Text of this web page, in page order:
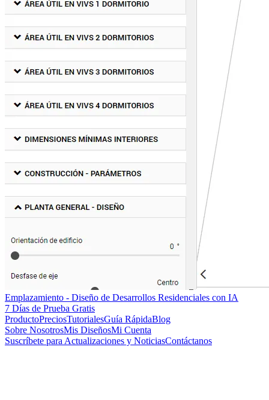
Emplazamiento - Diseño de Desarrollos Residenciales con IA
7 Días de Prueba Gratis
ProductoPreciosTutorialesGuía RápidaBlog
Sobre NosotrosMis DiseñosMi Cuenta
Suscríbete para Actualizaciones y NoticiasContáctanos